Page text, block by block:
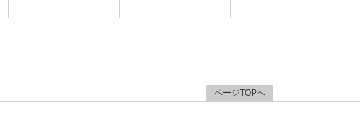
ページTOPへ